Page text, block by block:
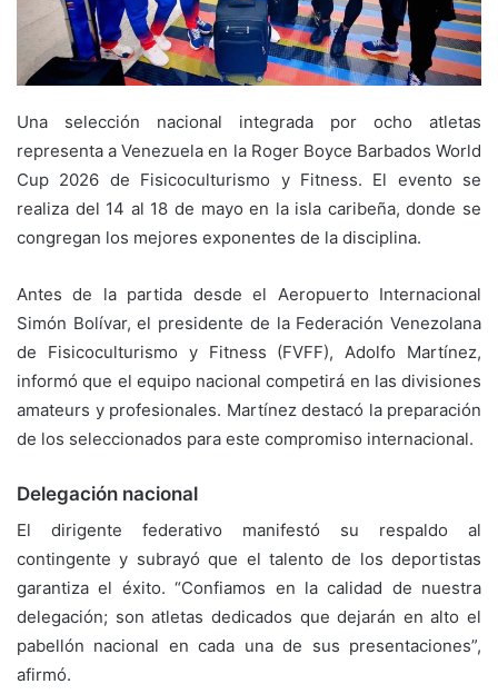
Una selección nacional integrada por ocho atletas
representa a Venezuela en la Roger Boyce Barbados World
Cup 2026 de Fisicoculturismo y Fitness. El evento se
realiza del 14 al 18 de mayo en la isla caribeña, donde se
congregan los mejores exponentes de la disciplina.
Antes de la partida desde el Aeropuerto Internacional
Simón Bolívar, el presidente de la Federación Venezolana
de Fisicoculturismo y Fitness (FVFF), Adolfo Martínez,
informó que el equipo nacional competirá en las divisiones
amateurs y profesionales. Martínez destacó la preparación
de los seleccionados para este compromiso internacional.
Delegación nacional
El dirigente federativo manifestó su respaldo al
contingente y subrayó que el talento de los deportistas
garantiza el éxito. “Confiamos en la calidad de nuestra
delegación; son atletas dedicados que dejarán en alto el
pabellón nacional en cada una de sus presentaciones”,
afirmó.